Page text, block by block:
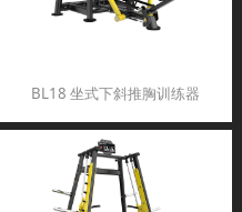
BL18 坐式下斜推胸训练器